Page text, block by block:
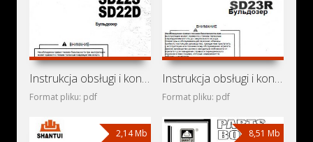
Instrukcja obsługi i konserwacji spycharek Shantui SD22,
Format pliku: pdf
Instrukcja obsługi i konserwacji spycharek Shantui SD23,
Format pliku: pdf
2,14 Mb 8,51 Mb